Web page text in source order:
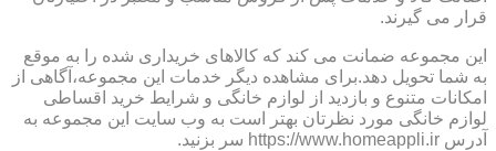
قرار می گیرند.
این مجموعه ضمانت می کند که کالاهای خریداری شده را به موقع
به شما تحویل دهد.برای مشاهده دیگر خدمات این مجموعه،آگاهی از
امکانات متنوع و بازدید از لوازم خانگی و شرایط خرید اقساطی
لوازم خانگی مورد نظرتان بهتر است به وب سایت این مجموعه به
آدرس https://www.homeappli.ir سر بزنید.